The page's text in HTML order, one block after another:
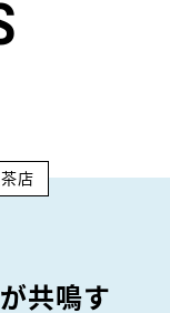
店
共鳴す